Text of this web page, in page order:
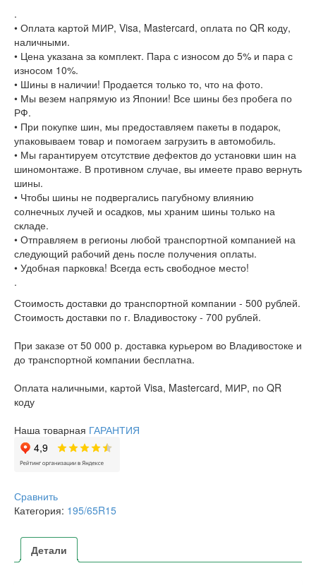
.
• Оплата картой МИР, Visa, Mastercard, оплата по QR коду,
наличными.
• Цена указана за комплект. Пара с износом до 5% и пара с
износом 10%.
• Шины в наличии! Продается только то, что на фото.
• Мы везем напрямую из Японии! Все шины без пробега по
РФ.
• При покупке шин, мы предоставляем пакеты в подарок,
упаковываем товар и помогаем загрузить в автомобиль.
• Мы гарантируем отсутствие дефектов до установки шин на
шиномонтаже. В противном случае, вы имеете право вернуть
шины.
• Чтобы шины не подвергались пагубному влиянию
солнечных лучей и осадков, мы храним шины только на
складе.
• Отправляем в регионы любой транспортной компанией на
следующий рабочий день после получения оплаты.
• Удобная парковка! Всегда есть свободное место!
.
Стоимость доставки до транспортной компании - 500 рублей.
Стоимость доставки по г. Владивостоку - 700 рублей.
При заказе от 50 000 р. доставка курьером во Владивостоке и
до транспортной компании бесплатна.
Оплата наличными, картой Visa, Mastercard, МИР, по QR
коду
Наша товарная ГАРАНТИЯ
Сравнить
Категория: 195/65R15
Детали